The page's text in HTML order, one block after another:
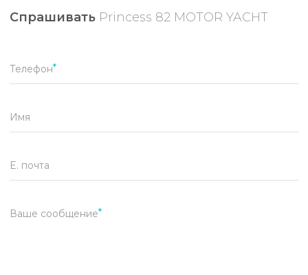
Спрашивать Princess 82 MOTOR YACHT
Телефон
Имя
E. почта
Ваше сообщение